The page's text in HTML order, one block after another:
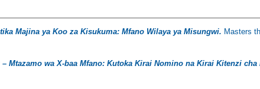
Majina ya Koo za Kisukuma: Mfano Wilaya ya Misungwi. Masters
Mtazamo wa X-baa Mfano: Kutoka Kirai Nomino na Kirai Kitenzi cha